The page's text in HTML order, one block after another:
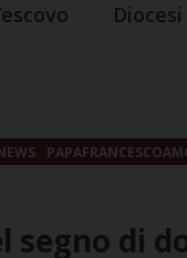
Diocesi
segno di